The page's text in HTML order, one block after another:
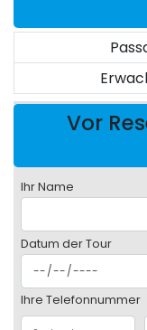
Vor
Ihr Name
Datum der Tour
Ihre Telefonnummer